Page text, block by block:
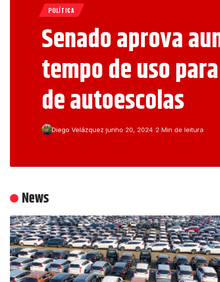
POLÍTICA
Senado aprova
tempo de uso
de autoescolas
Diego Velázquez junho 20, 2024 2 Min de leitura
News